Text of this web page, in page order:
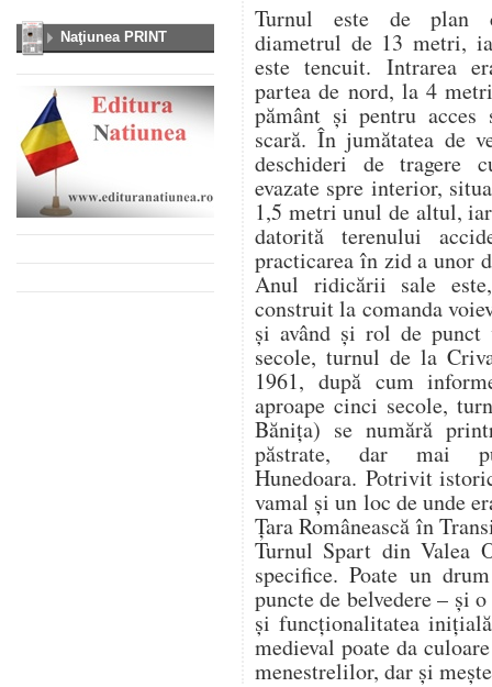
Naţiunea PRINT
Turnul este de plan
diametrul de 13 metri,
este tencuit. Intrarea
partea de nord, la 4
pământ şi pentru acces
scară. În jumătatea de
deschideri de tragere
evazate spre interior,
1,5 metri unul de altul,
datorită terenului
practicarea în zid a unor
Anul ridicării sale
construit la comanda
şi având şi rol de punct
secole, turnul de la
1961, după cum
aproape cinci secole,
Băniţa) se numără
păstrate, dar mai
Hunedoara. Potrivit
vamal şi un loc de unde
Ţara Românească în
Turnul Spart din Valea
specifice. Poate un
puncte de belvedere – și
și funcționalitatea
medieval poate da
menestrelilor, dar și